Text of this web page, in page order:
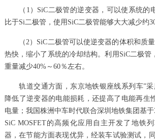
（1）SiC二极管的逆变器，可以使系统的
比于Si二极管，使用SiC二极管能够大大减少约
（2）SiC二极管可以使逆变器的体积和质量
热快，缩小了系统的冷却结构。利用SiC二极管
重量减少40%～60％左右。
轨道交通方面，东京地铁银座线系列车”采
降低了逆变器的电能损耗，还提高了电能再生
电量；我国株洲中车时代联合深圳地铁集团基
SiC MOSFET的高频化应用自主开发了地铁
器，在节能方面表现优异，经装车试验测试，